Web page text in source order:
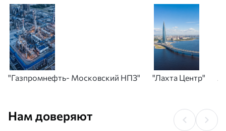
"Газпромнефть- Московский НПЗ" "Лахта Центр"
Нам доверяют